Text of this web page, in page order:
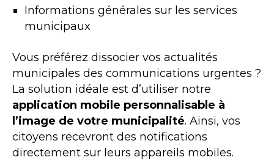
Informations générales sur les services
municipaux
Vous préférez dissocier vos actualités
municipales des communications urgentes ?
La solution idéale est d’utiliser notre
application mobile personnalisable à
l’image de votre municipalité. Ainsi, vos
citoyens recevront des notifications
directement sur leurs appareils mobiles.